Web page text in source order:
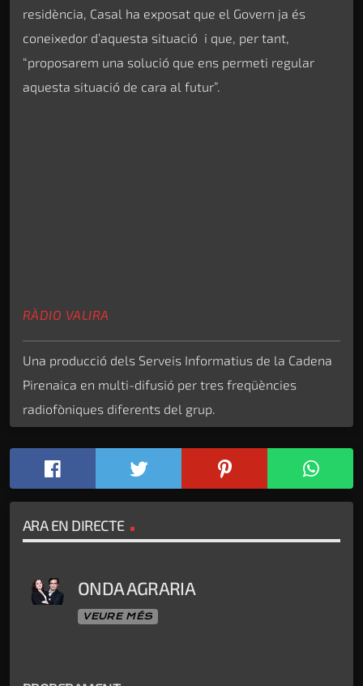
residència, Casal ha exposat que el Govern ja és
coneixedor d’aquesta situació i que, per tant,
“proposarem una solució que ens permeti regular
aquesta situació de cara al futur”.
RÀDIO VALIRA
Una producció dels Serveis Informatius de la Cadena
Pirenaica en multi-difusió per tres freqüències
radiofòniques diferents del grup.
ARA EN DIRECTE
ONDA AGRARIA
VEURE MÉS